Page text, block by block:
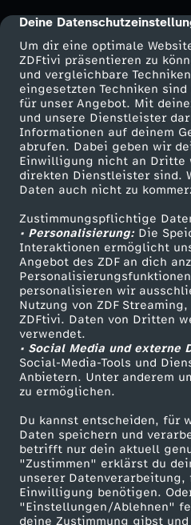
cmp-dialog-description
Deine
Um dir eine optimale
ZDFtivi präsentieren zu
und vergleichbare
eingesetzten Techniken
für unser Angebot. Mit
und unsere Dienstleister
Informationen auf deinem
abrufen. Dabei geben wir
Einwilligung nicht an Dritte
direkten Dienstleister sind.
Daten auch nicht zu
Zustimmungspflichtige
• Personalisierung:Die
Interaktionen ermöglicht
Angebot des ZDF an dich
personalisieren wir
Nutzung von ZDF
ZDFtivi. Daten von Dritten
verwendet.
• Social Media und externe
Social-Media-Tools und
Anbietern. Unter anderem
zu ermöglichen.
Du kannst entscheiden, für
Daten speichern und
betrifft nur dein aktuell
"Zustimmen" erklärst du
unserer Datenverarbeitung,
Einwilligung benötigen.
"Einstellungen/Ablehnen"
deine Zustimmung gibst
l
g
e
n
Mehr ZDF
ZDF-Apps
Smart TV
ZDFtext
Livestreams
Sendungen A-Z
TV-Programm
ZDF Unternehmen
Karriere
ZDF goes Schule
Werbefernsehen
Mainzelmännchen